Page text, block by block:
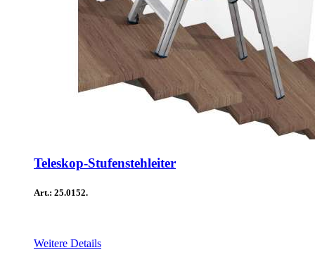
Teleskop-Stufenstehleiter
Art.: 25.0152.
Weitere Details